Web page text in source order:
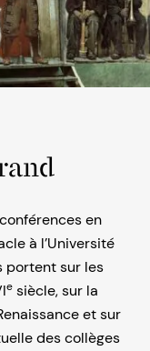
en
à l’Université
portent sur les
esiècle, sur la
et sur
des collèges